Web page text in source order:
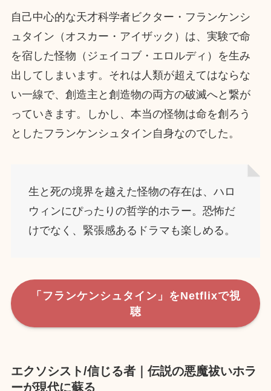
自己中心的な天才科学者ビクター・フランケンシ
ュタイン（オスカー・アイザック）は、実験で命
を宿した怪物（ジェイコブ・エロルディ）を生み
出してしまいます。それは人類が超えてはならな
い一線で、創造主と創造物の両方の破滅へと繋が
っていきます。しかし、本当の怪物は命を創ろう
としたフランケンシュタイン自身なのでした。
生と死の境界を越えた怪物の存在は、ハロ
ウィンにぴったりの哲学的ホラー。恐怖だ
けでなく、緊張感あるドラマも楽しめる。
「フランケンシュタイン」をNetflixで視
聴
エクソシスト/信じる者｜伝説の悪魔祓いホラ
ーが現代に蘇る